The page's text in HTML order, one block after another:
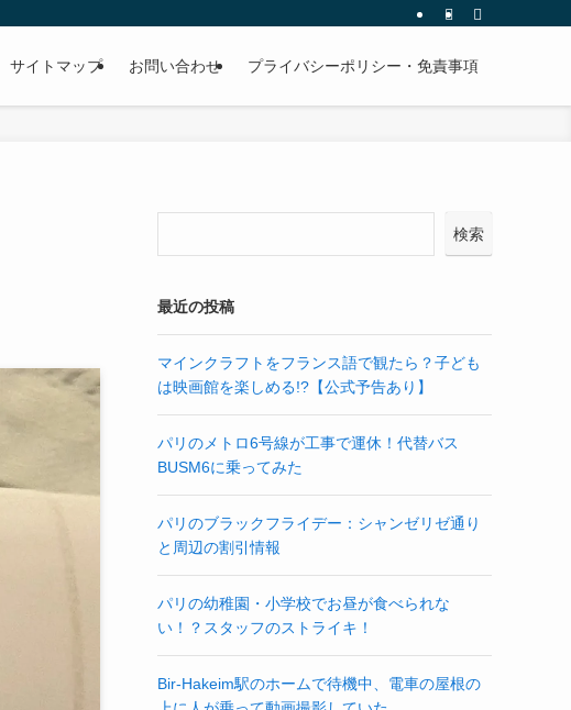
サイトマップ お問い合わせ プライバシーポリシー・免責事項
検索
最近の投稿
マインクラフトをフランス語で観たら？子ども
は映画館を楽しめる!?【公式予告あり】
パリのメトロ6号線が工事で運休！代替バス
BUSM6に乗ってみた
パリのブラックフライデー：シャンゼリゼ通り
と周辺の割引情報
パリの幼稚園・小学校でお昼が食べられな
い！？スタッフのストライキ！
Bir-Hakeim駅のホームで待機中、電車の屋根の